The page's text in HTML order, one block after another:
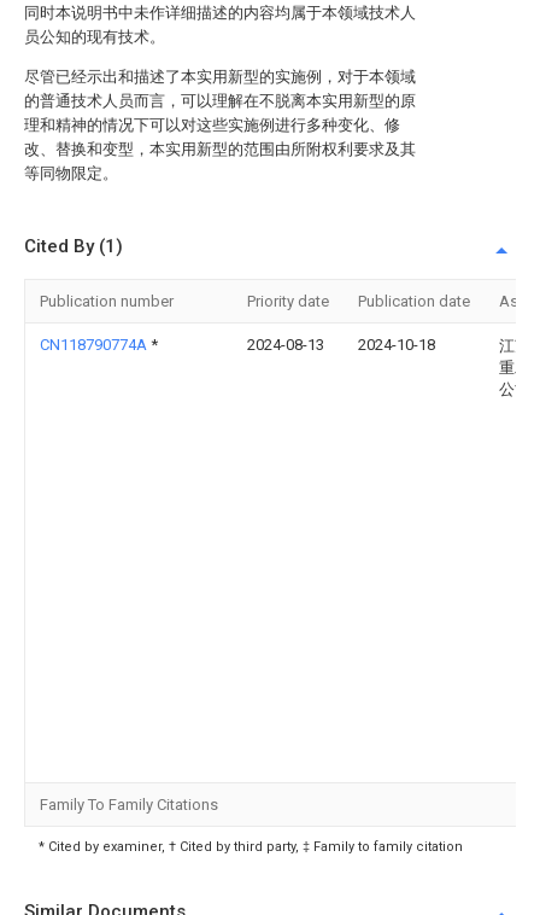
同时本说明书中未作详细描述的内容均属于本领域技术人
员公知的现有技术。
尽管已经示出和描述了本实用新型的实施例，对于本领域
的普通技术人员而言，可以理解在不脱离本实用新型的原
理和精神的情况下可以对这些实施例进行多种变化、修
改、替换和变型，本实用新型的范围由所附权利要求及其
等同物限定。
Cited By (1)
Publication number Priority date Publication date
CN118790774A * 2024-08-13 2024-10-18
江苏
重工
公司
Family To Family Citations
* Cited by examiner, † Cited by third party, ‡ Family to family citation